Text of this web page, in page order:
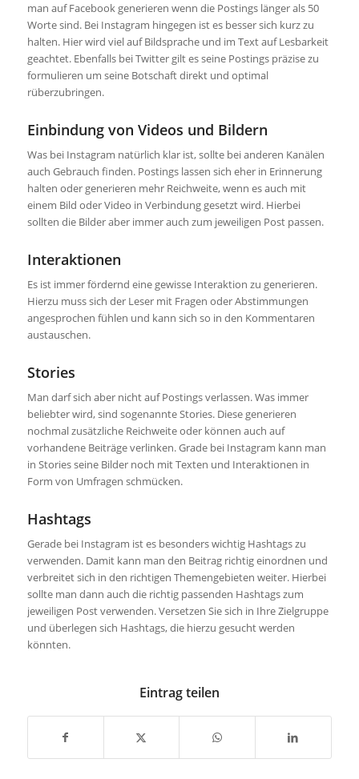
man auf Facebook generieren wenn die Postings länger als 50
Worte sind. Bei Instagram hingegen ist es besser sich kurz zu
halten. Hier wird viel auf Bildsprache und im Text auf Lesbarkeit
geachtet. Ebenfalls bei Twitter gilt es seine Postings präzise zu
formulieren um seine Botschaft direkt und optimal
rüberzubringen.
Einbindung von Videos und Bildern
Was bei Instagram natürlich klar ist, sollte bei anderen Kanälen
auch Gebrauch finden. Postings lassen sich eher in Erinnerung
halten oder generieren mehr Reichweite, wenn es auch mit
einem Bild oder Video in Verbindung gesetzt wird. Hierbei
sollten die Bilder aber immer auch zum jeweiligen Post passen.
Interaktionen
Es ist immer fördernd eine gewisse Interaktion zu generieren.
Hierzu muss sich der Leser mit Fragen oder Abstimmungen
angesprochen fühlen und kann sich so in den Kommentaren
austauschen.
Stories
Man darf sich aber nicht auf Postings verlassen. Was immer
beliebter wird, sind sogenannte Stories. Diese generieren
nochmal zusätzliche Reichweite oder können auch auf
vorhandene Beiträge verlinken. Grade bei Instagram kann man
in Stories seine Bilder noch mit Texten und Interaktionen in
Form von Umfragen schmücken.
Hashtags
Gerade bei Instagram ist es besonders wichtig Hashtags zu
verwenden. Damit kann man den Beitrag richtig einordnen und
verbreitet sich in den richtigen Themengebieten weiter. Hierbei
sollte man dann auch die richtig passenden Hashtags zum
jeweiligen Post verwenden. Versetzen Sie sich in Ihre Zielgruppe
und überlegen sich Hashtags, die hierzu gesucht werden
könnten.
Eintrag teilen